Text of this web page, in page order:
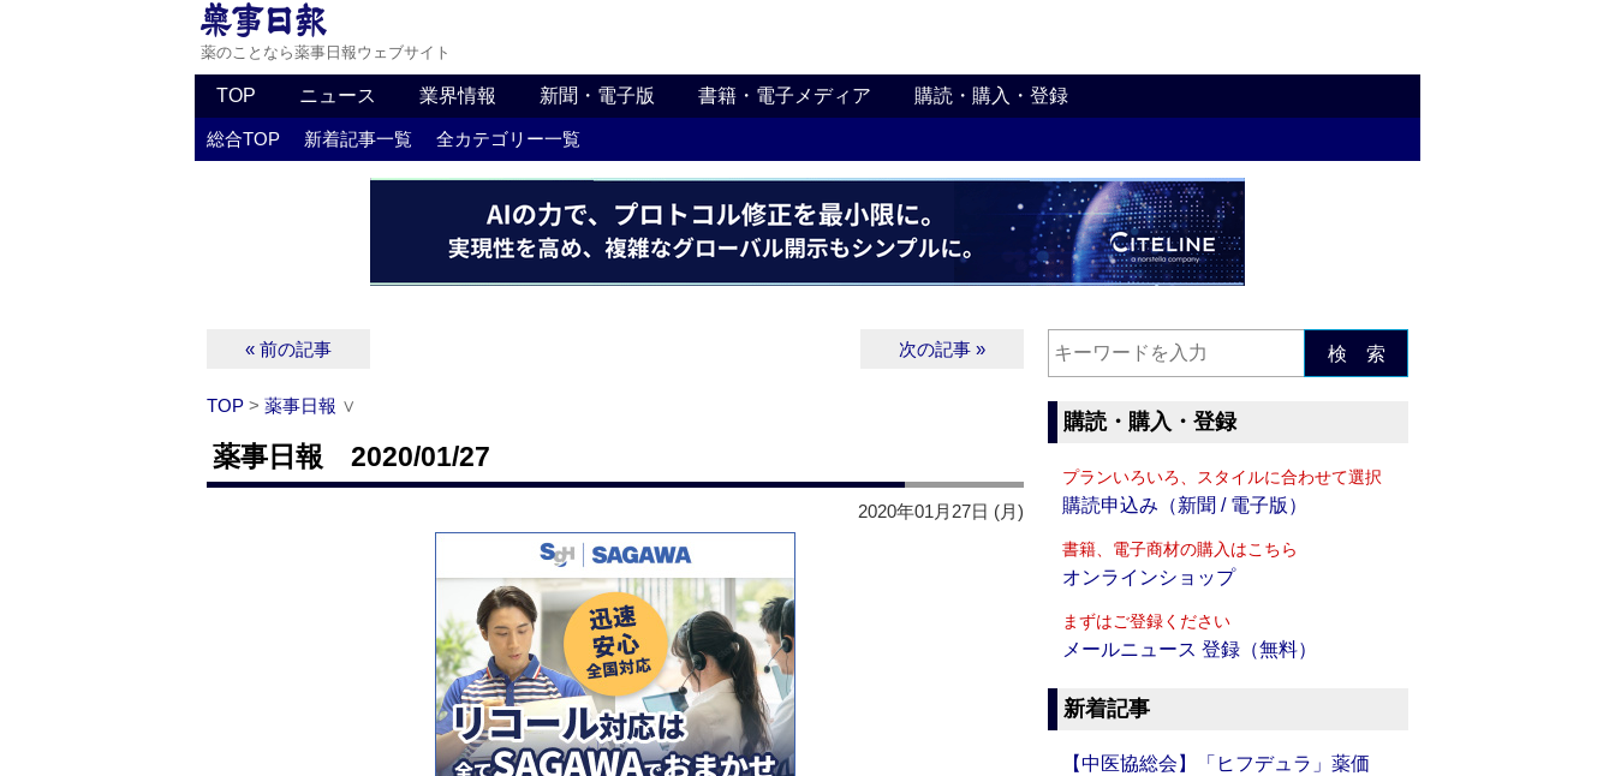
薬のことなら薬事日報ウェブサイト
TOP ニュース 業界情報 新聞・電子版 書籍・電子メディア 購読・購入・登録
総合TOP 新着記事一覧 全カテゴリー一覧
« 前の記事 次の記事 »
TOP > 薬事日報 ∨
薬事日報 2020/01/27
2020年01月27日 (月)
検 索
購読・購入・登録
プランいろいろ、スタイルに合わせて選択
購読申込み（新聞 / 電子版）
書籍、電子商材の購入はこちら
オンラインショップ
まずはご登録ください
メールニュース 登録（無料）
新着記事
【中医協総会】「ヒフデュラ」薬価